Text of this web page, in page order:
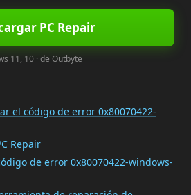
PC Repair
11, 10 · de Outbyte
el código de error 0x80070422-
Repair
de error 0x80070422-windows-